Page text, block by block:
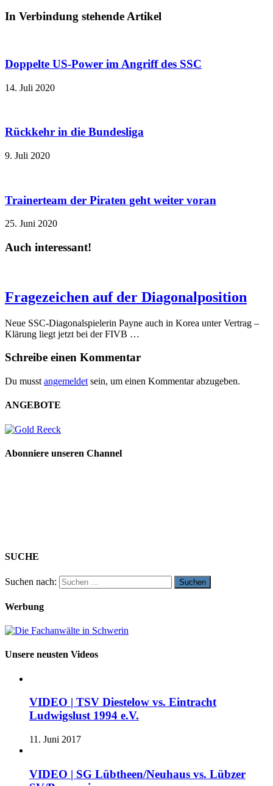
In Verbindung stehende Artikel
Doppelte US-Power im Angriff des SSC
14. Juli 2020
Rückkehr in die Bundesliga
9. Juli 2020
Trainerteam der Piraten geht weiter voran
25. Juni 2020
Auch interessant!
Fragezeichen auf der Diagonalposition
Neue SSC-Diagonalspielerin Payne auch in Korea unter Vertrag –
Klärung liegt jetzt bei der FIVB …
Schreibe einen Kommentar
Du musst angemeldet sein, um einen Kommentar abzugeben.
ANGEBOTE
Abonniere unseren Channel
SUCHE
Suchen nach:
Werbung
Unsere neusten Videos
VIDEO | TSV Diestelow vs. Eintracht
Ludwigslust 1994 e.V.
11. Juni 2017
VIDEO | SG Lübtheen/Neuhaus vs. Lübzer